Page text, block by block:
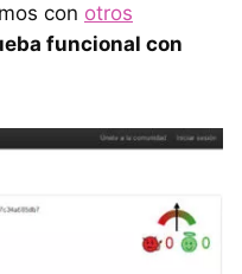
con otros
funcional con